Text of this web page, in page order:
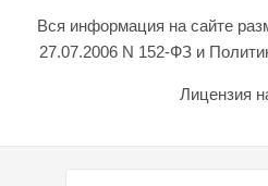
Вся информация на сайте
27.07.2006 N 152-ФЗ и
Лицензия